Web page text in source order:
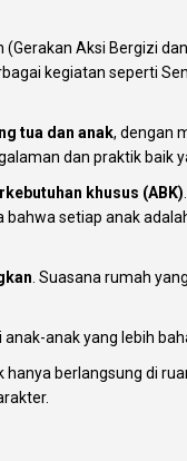
Aksi Bergizi
kegiatan seperti
tua dan anak, dengan
dan praktik baik
khusus (ABK)
setiap anak
. Suasana rumah
anak yang lebih
berlangsung di